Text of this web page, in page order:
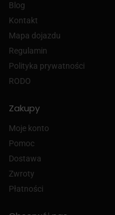
Blog
Kontakt
Mapa dojazdu
Regulamin
Polityka prywatności
RODO
Zakupy
Moje konto
Pomoc
Dostawa
Zwroty
Płatności